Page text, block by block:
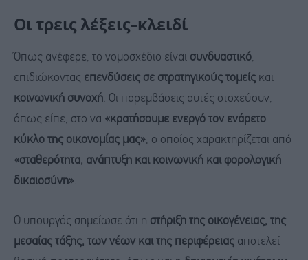
Οι τρεις λέξεις-κλειδί
Όπως ανέφερε, το νομοσχέδιο είναι συνδυαστικό,
επιδιώκοντας επενδύσεις σε στρατηγικούς τομείς και
κοινωνική συνοχή. Οι παρεμβάσεις αυτές στοχεύουν,
όπως είπε, στο να «κρατήσουμε ενεργό τον ενάρετο
κύκλο της οικονομίας μας», ο οποίος χαρακτηρίζεται από
«σταθερότητα, ανάπτυξη και κοινωνική και φορολογική
δικαιοσύνη».
Ο υπουργός σημείωσε ότι η στήριξη της οικογένειας, της
μεσαίας τάξης, των νέων και της περιφέρειας αποτελεί